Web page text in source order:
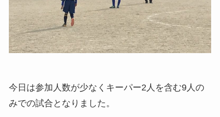
今日は参加人数が少なくキーパー2人を含む9人の
みでの試合となりました。